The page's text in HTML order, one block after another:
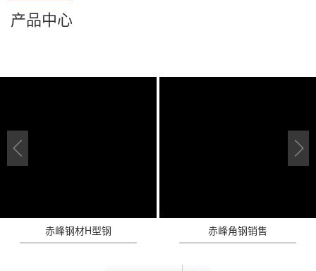
产品中心
赤峰钢材H型钢 赤峰角钢销售